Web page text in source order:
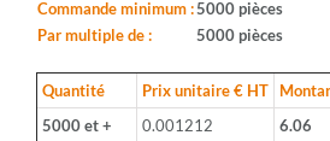
Boitier:
0603
Valeur:
1,62Kohm
-
Commande minimum :5000 pièces
Par multiple de :
5000 pièces
Quantité Prix unitaire € HT
5000 et +
0.001212
6.06